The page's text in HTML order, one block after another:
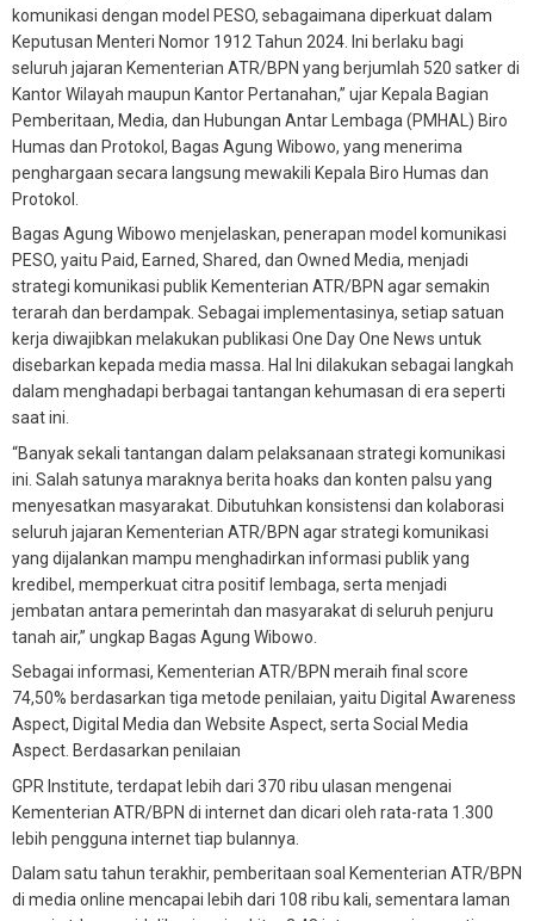
komunikasi dengan model PESO, sebagaimana diperkuat dalam
Keputusan Menteri Nomor 1912 Tahun 2024. Ini berlaku bagi
seluruh jajaran Kementerian ATR/BPN yang berjumlah 520 satker di
Kantor Wilayah maupun Kantor Pertanahan,” ujar Kepala Bagian
Pemberitaan, Media, dan Hubungan Antar Lembaga (PMHAL) Biro
Humas dan Protokol, Bagas Agung Wibowo, yang menerima
penghargaan secara langsung mewakili Kepala Biro Humas dan
Protokol.
Bagas Agung Wibowo menjelaskan, penerapan model komunikasi
PESO, yaitu Paid, Earned, Shared, dan Owned Media, menjadi
strategi komunikasi publik Kementerian ATR/BPN agar semakin
terarah dan berdampak. Sebagai implementasinya, setiap satuan
kerja diwajibkan melakukan publikasi One Day One News untuk
disebarkan kepada media massa. Hal Ini dilakukan sebagai langkah
dalam menghadapi berbagai tantangan kehumasan di era seperti
saat ini.
“Banyak sekali tantangan dalam pelaksanaan strategi komunikasi
ini. Salah satunya maraknya berita hoaks dan konten palsu yang
menyesatkan masyarakat. Dibutuhkan konsistensi dan kolaborasi
seluruh jajaran Kementerian ATR/BPN agar strategi komunikasi
yang dijalankan mampu menghadirkan informasi publik yang
kredibel, memperkuat citra positif lembaga, serta menjadi
jembatan antara pemerintah dan masyarakat di seluruh penjuru
tanah air,” ungkap Bagas Agung Wibowo.
Sebagai informasi, Kementerian ATR/BPN meraih final score
74,50% berdasarkan tiga metode penilaian, yaitu Digital Awareness
Aspect, Digital Media dan Website Aspect, serta Social Media
Aspect. Berdasarkan penilaian
GPR Institute, terdapat lebih dari 370 ribu ulasan mengenai
Kementerian ATR/BPN di internet dan dicari oleh rata-rata 1.300
lebih pengguna internet tiap bulannya.
Dalam satu tahun terakhir, pemberitaan soal Kementerian ATR/BPN
di media online mencapai lebih dari 108 ribu kali, sementara laman